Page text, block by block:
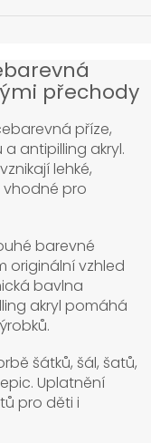
přechody
příze,
antipilling akryl.
lehké,
vhodné pro
barevné
originální vzhled
bavlna
akryl pomáhá
šátků, šál, šatů,
Uplatnění
pro děti i